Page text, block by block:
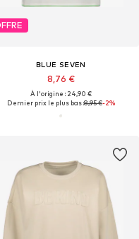
BLUE SEVEN
8,76 €
À l'origine : 24,90 €
Dernier prix le plus bas :8,95 €-2%